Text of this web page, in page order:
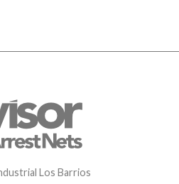
Los Barrios